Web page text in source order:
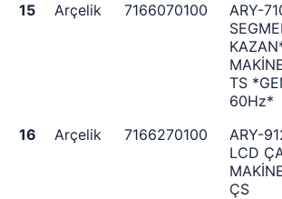
15
Arçelik 7166070100
ARY-
TS
60Hz*
16
Arçelik 7166270100
ARY-
LCD
ÇS